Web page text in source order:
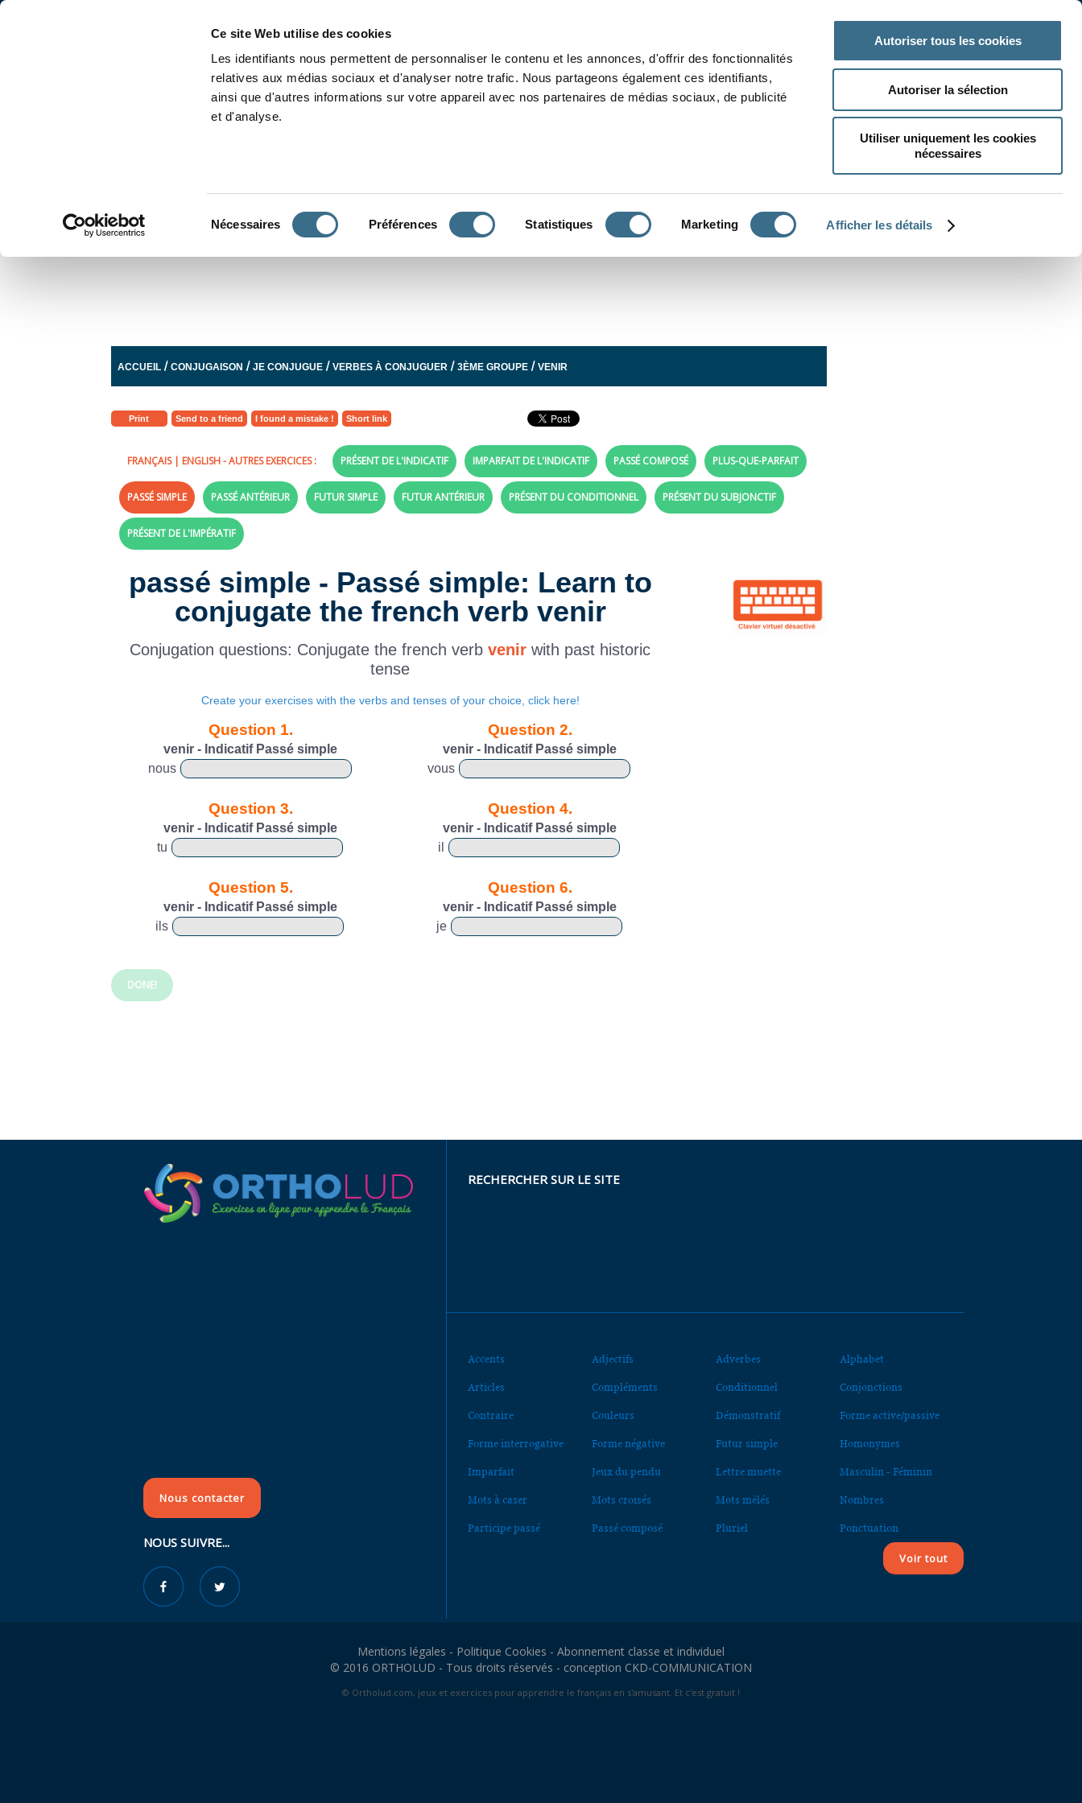
Ce site Web utilise des cookies
Les identifiants nous permettent de personnaliser le contenu et les annonces, d'offrir des fonctionnalités
relatives aux médias sociaux et d'analyser notre trafic. Nous partageons également ces identifiants,
ainsi que d'autres informations sur votre appareil avec nos partenaires de médias sociaux, de publicité
et d'analyse.
Nécessaires Préférences Statistiques Marketing Afficher les détails
Autoriser tous les cookies
Autoriser la sélection
Utiliser uniquement les cookies
nécessaires
ACCUEIL /CONJUGAISON /JE CONJUGUE /VERBES À CONJUGUER /3ÈME GROUPE /VENIR
Print Send to a friend I found a mistake ! Short link
FRANÇAIS| ENGLISH- AUTRES EXERCICES : PRÉSENT DE L'INDICATIF IMPARFAIT DE L'INDICATIF PASSÉ COMPOSÉ PLUS-QUE-PARFAIT
PASSÉ SIMPLE PASSÉ ANTÉRIEUR FUTUR SIMPLE FUTUR ANTÉRIEUR PRÉSENT DU CONDITIONNEL PRÉSENT DU SUBJONCTIF
PRÉSENT DE L'IMPÉRATIF
passé simple - Passé simple: Learn to
conjugate the french verb venir
Conjugation questions: Conjugate the french verbvenirwith past historic
tense
Create your exercises with the verbs and tenses of your choice, click here!
Question 1.
venir - Indicatif Passé simple
nous
Question 2.
venir - Indicatif Passé simple
vous
Question 3.
venir - Indicatif Passé simple
tu
Question 4.
venir - Indicatif Passé simple
il
Question 5.
venir - Indicatif Passé simple
ils
Question 6.
venir - Indicatif Passé simple
je
DONE!
Nous contacter
NOUS SUIVRE...
RECHERCHER SUR LE SITE
Accents Adjectifs Adverbes Alphabet
Articles Compléments Conditionnel Conjonctions
Contraire Couleurs Démonstratif Forme active/passive
Forme interrogative Forme négative Futur simple Homonymes
Imparfait Jeux du pendu Lettre muette Masculin - Féminin
Mots à caser Mots croisés Mots mêlés Nombres
Participe passé Passé composé Pluriel Ponctuation
Voir tout
Mentions légales - Politique Cookies - Abonnement classe et individuel
© 2016 ORTHOLUD - Tous droits réservés - conception CKD-COMMUNICATION
© Ortholud.com, jeux et exercices pour apprendre le français en s'amusant. Et c'est gratuit !